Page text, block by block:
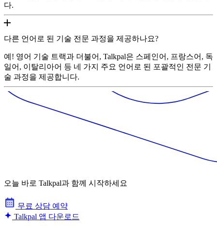
다.
다른 언어로 된 기술 전문 과정을 제공하나요?
예! 영어 기술 트랙과 더불어, Talkpal은 스페인어, 프랑스어, 독
일어, 이탈리아어 등 네 가지 주요 언어로 된 포괄적인 전문 기
술 과정을 제공합니다.
오늘 바로 Talkpal과 함께 시작하세요
무료 상담 예약
Talkpal 앱 다운로드